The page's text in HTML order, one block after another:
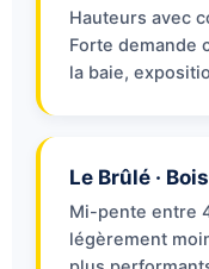
Hauteurs avec
Forte demande
la baie,
Le Brûlé ·
Mi-pente entre
légèrement